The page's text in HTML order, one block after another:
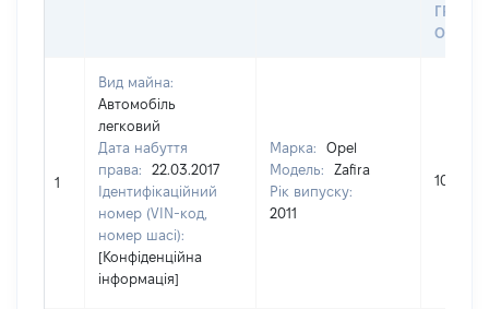
1
Вид майна:
Автомобіль
легковий
Дата набуття
права:
22.03.2017
Ідентифікаційний
номер (VIN-код,
номер шасі):
[Конфіденційна
інформація]
Марка:
Opel
Модель:
Zafira
Рік випуску:
2011
108976